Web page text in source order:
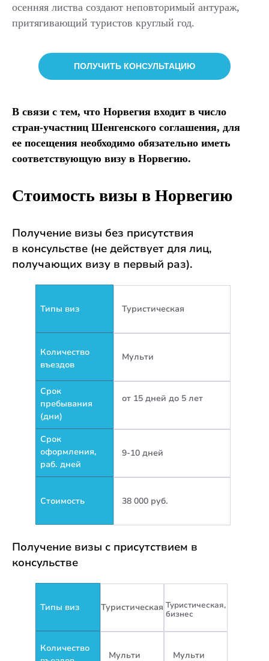
осенняя листва создают неповторимый антураж,
притягивающий туристов круглый год.
ПОЛУЧИТЬ КОНСУЛЬТАЦИЮ
В связи с тем, что Норвегия входит в число
стран-участниц Шенгенского соглашения, для
ее посещения необходимо обязательно иметь
соответствующую визу в Норвегию.
Стоимость визы в Норвегию
Получение визы без присутствия
в консульстве (не действует для лиц,
получающих визу в первый раз).
Мульти
38 000 руб.
Стоимость
Срок
оформления,
раб. дней
9-10 дней
Срок
пребывания
(дни)
Количество
въездов
от 15 дней до 5 лет
Туристическая
Типы виз
Получение визы с присутствием в
консульстве
Мульти
Мульти
Количество
Туристическая,
бизнес
Туристическая
Типы виз